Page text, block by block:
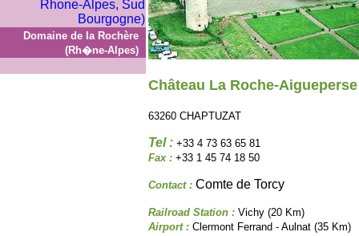
Domaine de la Rochère
(Rh�ne-Alpes)
Château La Roche-Aigueperse
63260 CHAPTUZAT
Tel : +33 4 73 63 65 81
Fax : +33 1 45 74 18 50
Contact : Comte de Torcy
Railroad Station : Vichy (20 Km)
Airport : Clermont Ferrand - Aulnat (35 Km)